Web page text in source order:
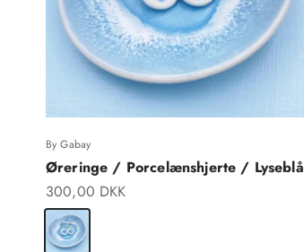
By Gabay
Øreringe / Porcelænshjerte / Lyseblå
Salgspris
300,00 DKK
Forgyldt Sterlingsølv